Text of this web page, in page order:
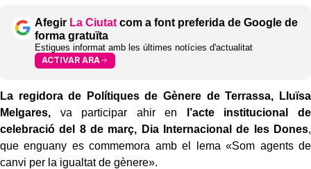
Afegir La Ciutat com a font preferida de Google de
forma gratuïta
Estigues informat amb les últimes notícies d'actualitat
ACTIVAR ARA
La regidora de Polítiques de Gènere de Terrassa, Lluïsa
Melgares, va participar ahir en
l’acte institucional de
celebració del 8 de març, Dia Internacional de les Dones,
que enguany es commemora amb el lema «Som agents de
canvi per la igualtat de gènere».